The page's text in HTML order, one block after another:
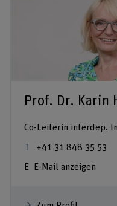
Prof. Dr. Karin
Co-Leiterin interdep.
+41 31 848 35 53
E-Mail anzeigen